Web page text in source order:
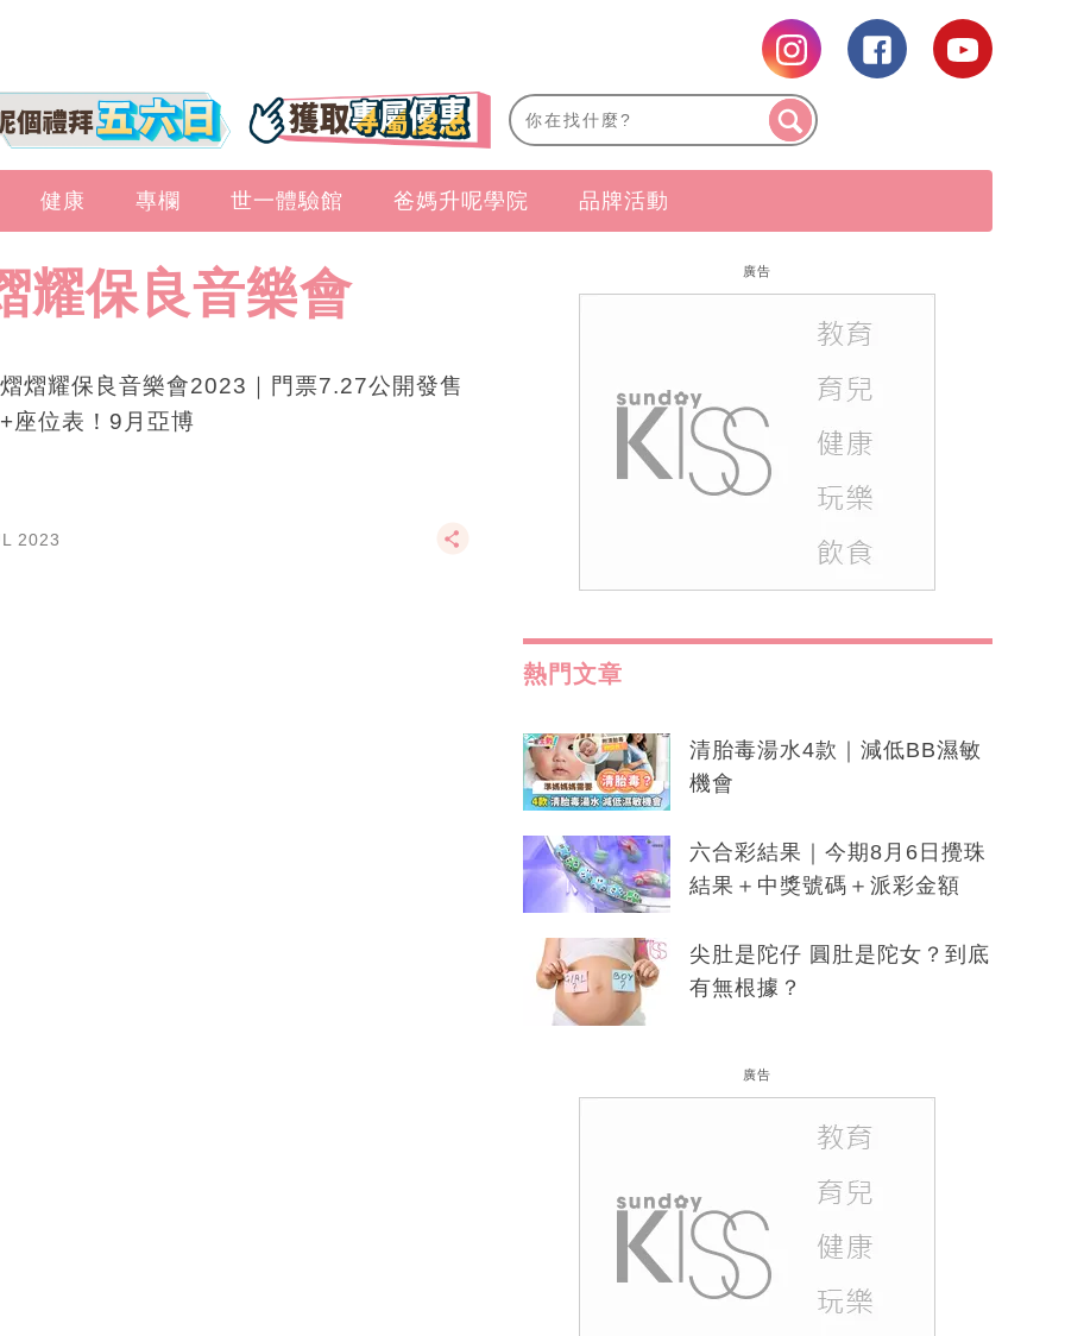
健康 專欄 世一體驗館 爸媽升呢學院 品牌活動
耀保良音樂會
熠耀保良音樂會2023｜門票7.27公開發售
座位表！9月亞博
2023
廣告
熱門文章
清胎毒湯水4款｜減低BB濕敏
機會
六合彩結果｜今期8月6日攪珠
結果＋中獎號碼＋派彩金額
尖肚是陀仔 圓肚是陀女？到底
有無根據？
廣告